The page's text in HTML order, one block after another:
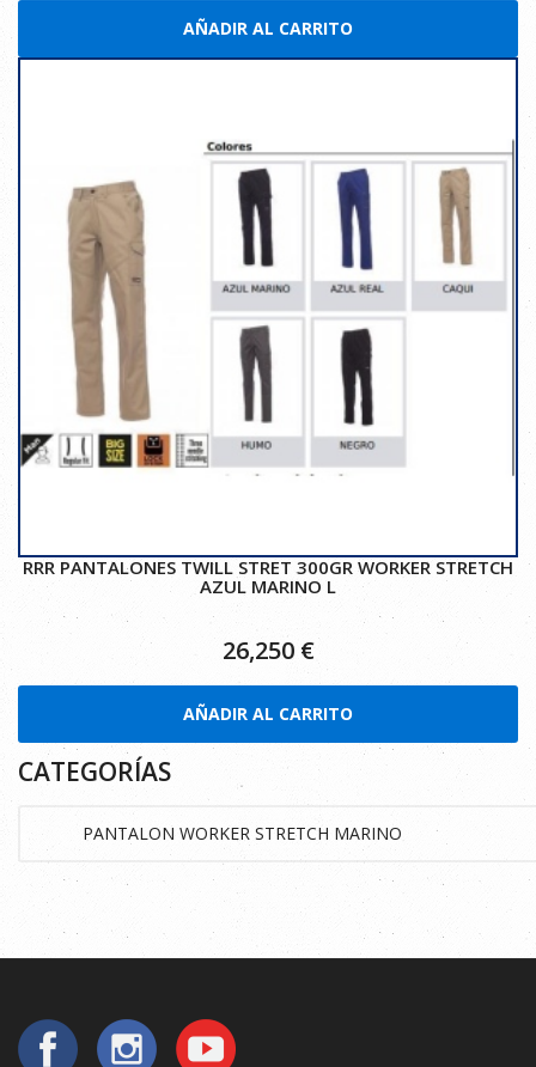
AÑADIR AL CARRITO
RRR PANTALONES TWILL STRET 300GR WORKER STRETCH
AZUL MARINO L
26,250 €
AÑADIR AL CARRITO
CATEGORÍAS